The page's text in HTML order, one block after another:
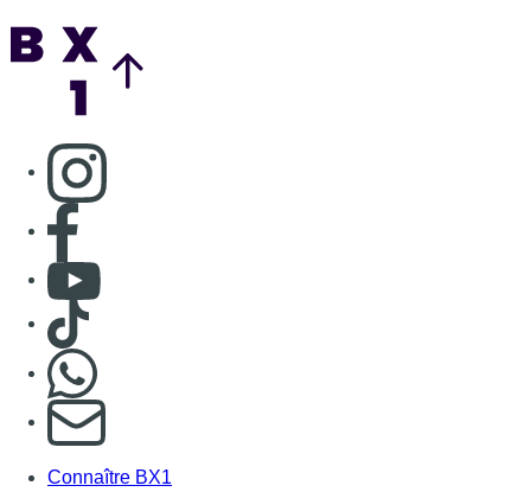
Consulter page Instagram
Consulter page Facebook
Consulter Youtube
Consulter TikTok
S'abonner à notre newsletter
Connaître BX1